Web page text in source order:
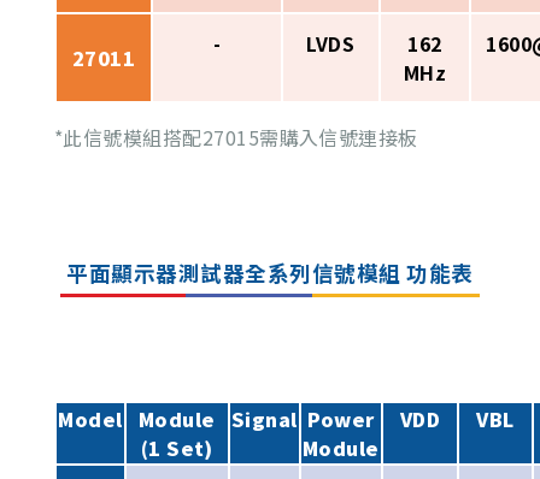
27011 - LVDS
162
MHz
*此信號模組搭配27015需購入信號連接板
平面顯示器測試器全系列信號模組 功能表
Model
Module
(1 Set)
Signal Power
Module
VDD VBL